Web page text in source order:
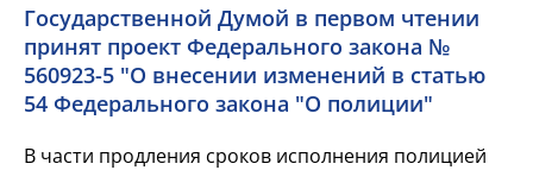
Государственной Думой в первом чтении
принят проект Федерального закона №
560923-5 "О внесении изменений в статью
54 Федерального закона "О полиции"
В части продления сроков исполнения полицией